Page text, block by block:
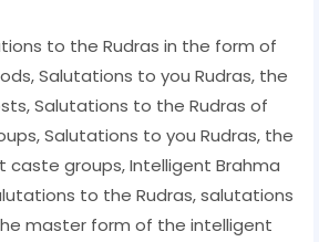
to the Rudras in the form of
Salutations to you Rudras, the
Salutations to the Rudras of
Salutations to you Rudras, the
caste groups, Intelligent Brahma
to the Rudras, salutations
master form of the intelligent